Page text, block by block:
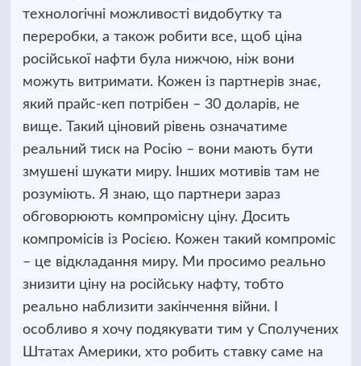
технологічні можливості видобутку та
переробки, а також робити все, щоб ціна
російської нафти була нижчою, ніж вони
можуть витримати. Кожен із партнерів знає,
який прайс-кеп потрібен – 30 доларів, не
вище. Такий ціновий рівень означатиме
реальний тиск на Росію – вони мають бути
змушені шукати миру. Інших мотивів там не
розуміють. Я знаю, що партнери зараз
обговорюють компромісну ціну. Досить
компромісів із Росією. Кожен такий компроміс
– це відкладання миру. Ми просимо реально
знизити ціну на російську нафту, тобто
реально наблизити закінчення війни. І
особливо я хочу подякувати тим у Сполучених
Штатах Америки, хто робить ставку саме на